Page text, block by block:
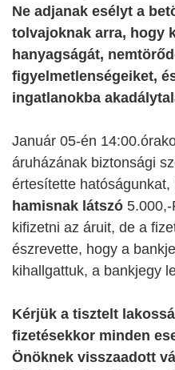
Ne adjanak esélyt a
tolvajoknak arra, hogy
hanyagságát,
figyelmetlenségeiket,
ingatlanokba
Január 05-én
áruházának biztonsági
értesítette
hamisnak látszó
kifizetni az áruit, de a
észrevette, hogy a
kihallgattuk, a bankjegy
Kérjük a tisztelt
fizetésekkor minden
Önöknek visszaadott